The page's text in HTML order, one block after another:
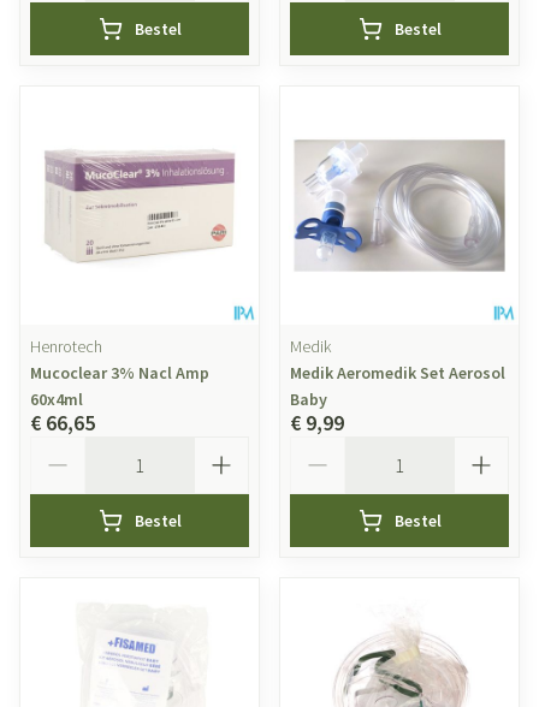
Bestel Bestel
Henrotech
Mucoclear 3% Nacl Amp
60x4ml
€ 66,65
Bestel
Medik
Medik Aeromedik Set Aerosol
Baby
€ 9,99
Bestel